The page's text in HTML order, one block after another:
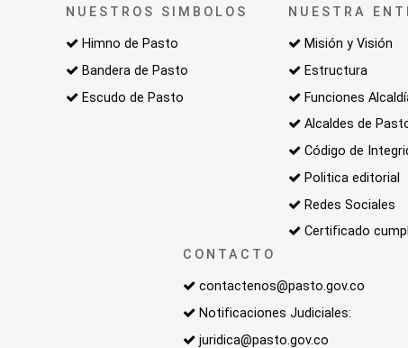
NUESTROS SIMBOLOS
Himno de Pasto
Bandera de Pasto
Escudo de Pasto
NUESTRA
Misión y Visión
Estructura
Funciones
Alcaldes de
Código de
Politica editorial
Redes Sociales
Certificado
CONTACTO
contactenos@pasto.gov.co
Notificaciones Judiciales:
juridica@pasto.gov.co